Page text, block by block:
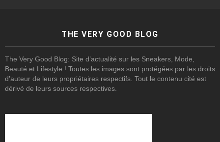
THE VERY GOOD BLOG
The Very Good Blog: Site d’actualité sur les Sneakers, Mode,
Beauté et Lifestyle ! Toutes les images sont protégées par les droits
d’auteur de leurs propriétaires respectifs. Tout le contenu cité est
dérivé de leurs sources respectives.